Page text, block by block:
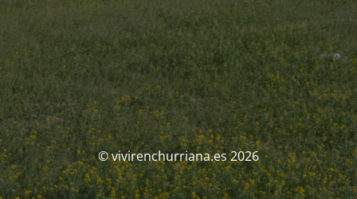
© vivirenchurriana.es 2026